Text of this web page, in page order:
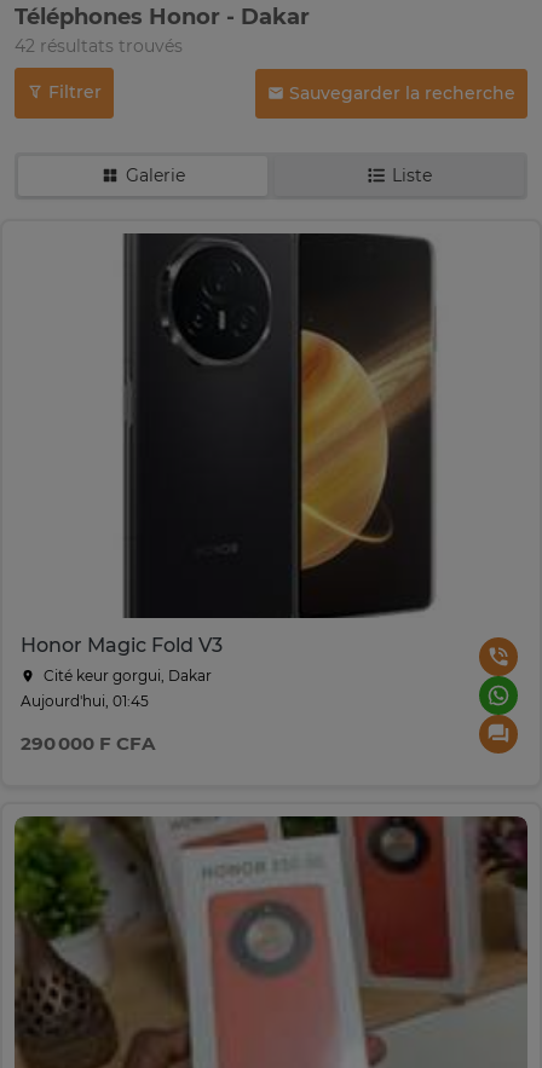
Téléphones Honor - Dakar
42 résultats trouvés
Filtrer Sauvegarder la recherche
Galerie Liste
Honor Magic Fold V3
Cité keur gorgui, Dakar
Aujourd'hui, 01:45
290 000 F CFA